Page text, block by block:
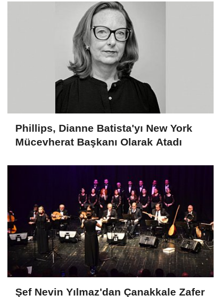
Phillips, Dianne Batista'yı New York
Mücevherat Başkanı Olarak Atadı
Şef Nevin Yılmaz'dan Çanakkale Zafer